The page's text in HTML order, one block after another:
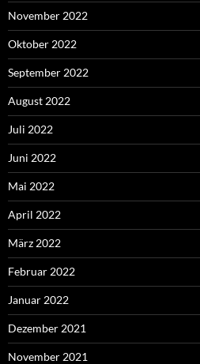
November 2022
Oktober 2022
September 2022
August 2022
Juli 2022
Juni 2022
Mai 2022
April 2022
März 2022
Februar 2022
Januar 2022
Dezember 2021
November 2021